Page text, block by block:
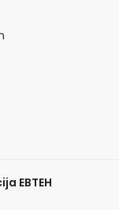
EBTEH